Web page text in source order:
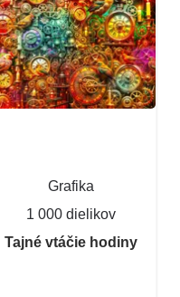
Grafika
1 000 dielikov
Tajné vtáčie hodiny